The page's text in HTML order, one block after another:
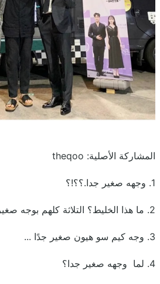
المشاركة الأصلية: theqoo
1. وجهه صغير جدا.؟؟!؟
2. ما هذا الخليط؟ التلاثة كلهم بوجه صغير.
3. وجه كيم سو هيون صغير جدًا ...
4. لما وجهه صغير جدا؟